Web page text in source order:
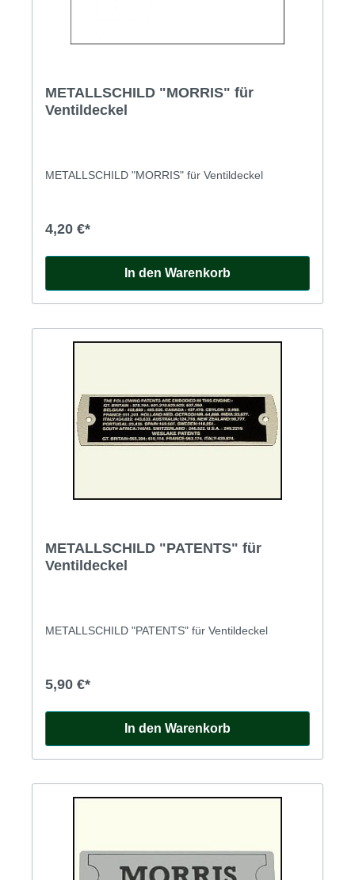
METALLSCHILD "MORRIS" für
Ventildeckel
METALLSCHILD "MORRIS" für Ventildeckel
4,20 €*
In den Warenkorb
METALLSCHILD "PATENTS" für
Ventildeckel
METALLSCHILD "PATENTS" für Ventildeckel
5,90 €*
In den Warenkorb